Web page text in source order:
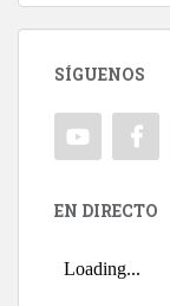
SÍGUENOS
EN DIRECTO